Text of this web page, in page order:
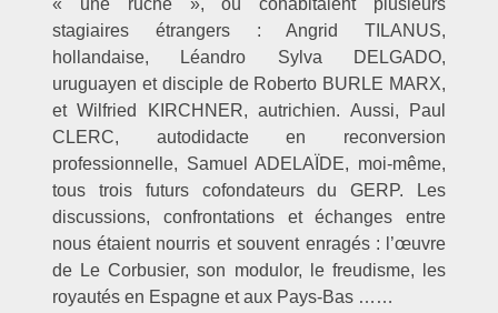
« une ruche », où cohabitaient plusieurs
stagiaires étrangers : Angrid TILANUS,
hollandaise, Léandro Sylva DELGADO,
uruguayen et disciple de Roberto BURLE MARX,
et Wilfried KIRCHNER, autrichien. Aussi, Paul
CLERC, autodidacte en reconversion
professionnelle, Samuel ADELAÏDE, moi-même,
tous trois futurs cofondateurs du GERP. Les
discussions, confrontations et échanges entre
nous étaient nourris et souvent enragés : l’œuvre
de Le Corbusier, son modulor, le freudisme, les
royautés en Espagne et aux Pays-Bas ……